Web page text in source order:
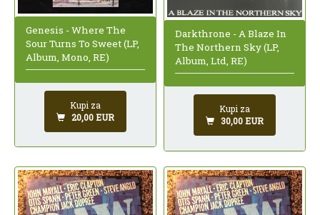
Genesis - Where The
Sour Turns To Sweet (LP,
Album, Mono, RE)
Kupi za
20,00 EUR
Darkthrone - A Blaze In
The Northern Sky (LP,
Album, Ltd, RE)
Kupi za
30,00 EUR